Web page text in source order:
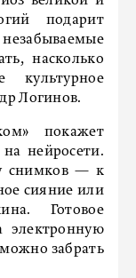
подарит
насколько
Логинов.
покажет
нейросети.
снимков — к
сияние или
Готовое
электронную
забрать